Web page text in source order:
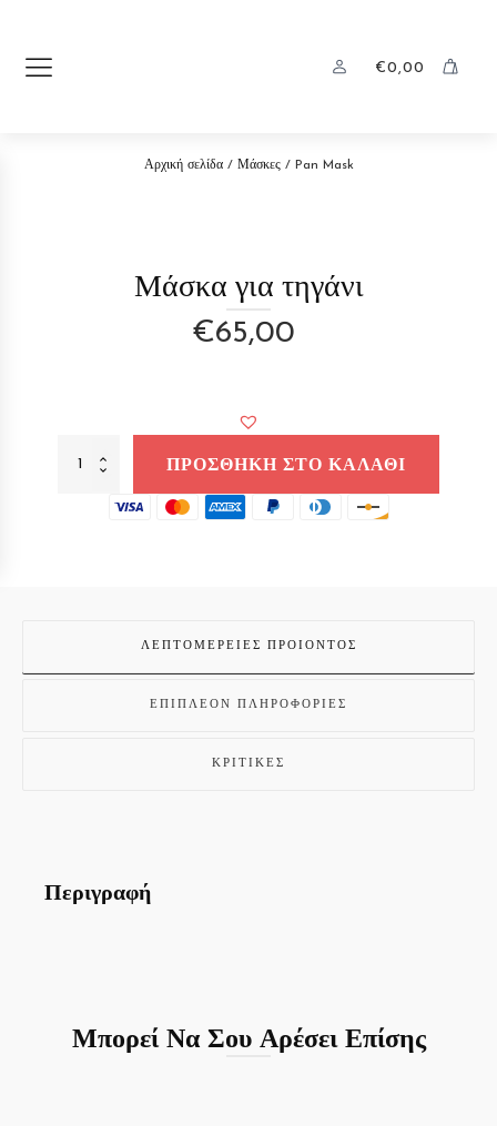
€0,00
Αρχική σελίδα/ Μάσκες/ Pan Mask
Μάσκα για τηγάνι
€65,00
ΠΡΟΣΘΉΚΗ ΣΤΟ ΚΑΛΆΘΙ
ΛΕΠΤΟΜΈΡΕΙΕΣ ΠΡΟΙΌΝΤΟΣ
ΕΠΙΠΛΈΟΝ ΠΛΗΡΟΦΟΡΊΕΣ
ΚΡΙΤΙΚΈΣ
Περιγραφή
Μπορεί Να Σου Αρέσει Επίσης